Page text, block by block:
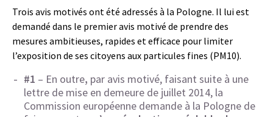
Trois avis motivés ont été adressés à la Pologne. Il lui est
demandé dans le premier avis motivé de prendre des
mesures ambitieuses, rapides et efficace pour limiter
l’exposition de ses citoyens aux particules fines (PM10).
#1 – En outre, par avis motivé, faisant suite à une
lettre de mise en demeure de juillet 2014, la
Commission européenne demande à la Pologne de